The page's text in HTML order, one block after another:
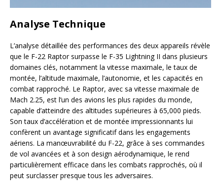
Analyse Technique
L’analyse détaillée des performances des deux appareils révèle
que le F-22 Raptor surpasse le F-35 Lightning II dans plusieurs
domaines clés, notamment la vitesse maximale, le taux de
montée, l’altitude maximale, l’autonomie, et les capacités en
combat rapproché. Le Raptor, avec sa vitesse maximale de
Mach 2.25, est l’un des avions les plus rapides du monde,
capable d’atteindre des altitudes supérieures à 65,000 pieds.
Son taux d’accélération et de montée impressionnants lui
confèrent un avantage significatif dans les engagements
aériens. La manœuvrabilité du F-22, grâce à ses commandes
de vol avancées et à son design aérodynamique, le rend
particulièrement efficace dans les combats rapprochés, où il
peut surclasser presque tous les adversaires.